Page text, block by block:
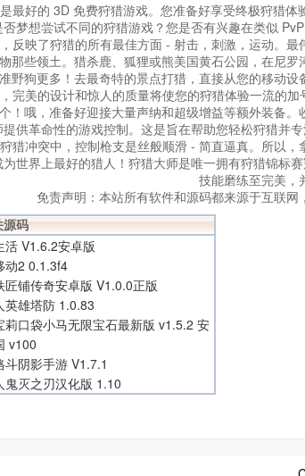
最好的 3D 免费狩猎游戏。您准备好享受终极狩猎
梦想尝试不同的狩猎游戏？您是否有兴趣在类似
反映了狩猎的所有最佳方面 - 射击，刺激，运动。
那些领土。猎杀鹿、狐狸或熊美国黄石公园，在尼
野狗更多！去最奇特的景点打猎，直接从您的移动
完美的设计和惊人的质量将使您的狩猎体验一流的
！哦，准备好迎接大量声纳和超级增益等额外装备
供革命性的游戏控制。这是旨在帮助您轻松狩猎并
猎冲突中，控制枪支是丝般顺滑 - 简直逼真。所以
世界上最好的猎人！狩猎大师是唯一拥有狩猎锦标
技能磨练至完美，
免责声明： 本站所有软件和源码都来源于互联网
码
活 V1.6.2安卓版
动2 0.1.3f4
匠铺传奇安卓版 V1.0.0正版
英雄塔防 1.0.83
莉口袋小马无限宝石最新版 v1.5.2 安
v100
斗阴影手游 V1.7.1
鬼灭之刃汉化版 1.10